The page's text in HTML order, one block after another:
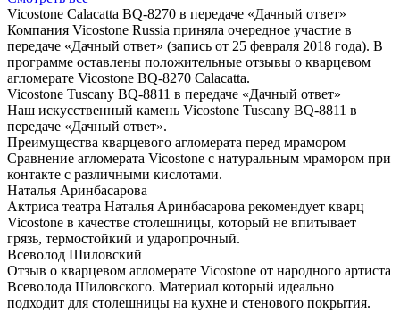
Vicostone Calacatta BQ-8270 в передаче «Дачный ответ»
Компания Vicostone Russia приняла очередное участие в
передаче «Дачный ответ» (запись от 25 февраля 2018 года). В
программе оставлены положительные отзывы о кварцевом
агломерате Vicostone BQ-8270 Calacatta.
Vicostone Tuscany BQ-8811 в передаче «Дачный ответ»
Наш искусственный камень Vicostone Tuscany BQ-8811 в
передаче «Дачный ответ».
Преимущества кварцевого агломерата перед мрамором
Сравнение агломерата Vicostone с натуральным мрамором при
контакте с различными кислотами.
Наталья Аринбасарова
Актриса театра Наталья Аринбасарова рекомендует кварц
Vicostone в качестве столешницы, который не впитывает
грязь, термостойкий и ударопрочный.
Всеволод Шиловский
Отзыв о кварцевом агломерате Vicostone от народного артиста
Всеволода Шиловского. Материал который идеально
подходит для столешницы на кухне и стенового покрытия.